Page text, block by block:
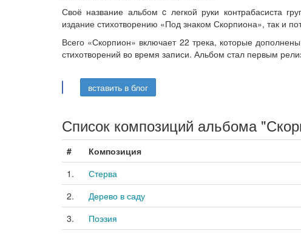
Своё название альбом c легкой руки контрабасиста
издание стихотворению «Под знаком Скорпиона», так и
Всего «Скорпион» включает 22 трека, которые
стихотворений во время записи. Альбом стал первым
вставить в блог
Список композиций альбома
# Композиция
1.
Стерва
2.
Дерево в саду
3.
Поэзия